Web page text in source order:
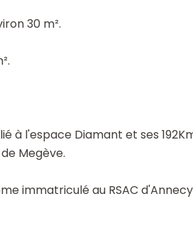
30 m².
à l'espace Diamant et ses
Megève.
immatriculé au RSAC d'Annecy